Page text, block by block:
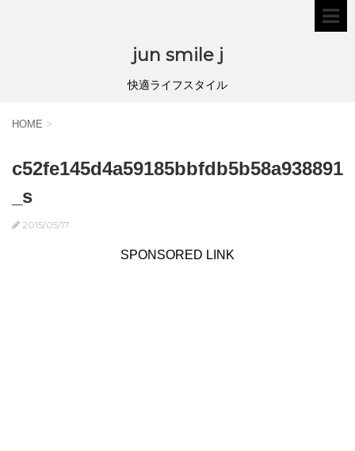
jun smile j
快適ライフスタイル
HOME >
c52fe145d4a59185bbfdb5b58a938891
_s
2015/05/17
SPONSORED LINK